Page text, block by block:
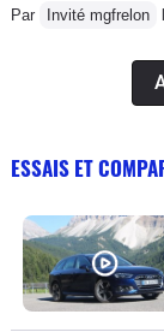
Par Invité mgfrelon
ESSAIS ET